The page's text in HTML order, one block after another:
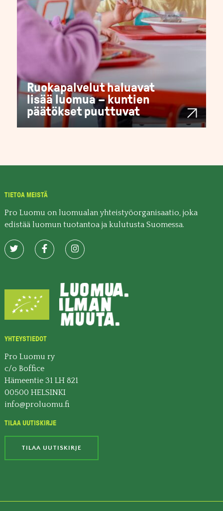
Ruokapalvelut haluavat
lisää luomua – kuntien
päätökset puuttuvat
TIETOA MEISTÄ
Pro Luomu on luomualan yhteistyöorganisaatio, joka
edistää luomun tuotantoa ja kulutusta Suomessa.
YHTEYSTIEDOT
Pro Luomu ry
c/o Boffice
Hämeentie 31 LH 821
00500 HELSINKI
info@proluomu.fi
TILAA UUTISKIRJE
TILAA UUTISKIRJE